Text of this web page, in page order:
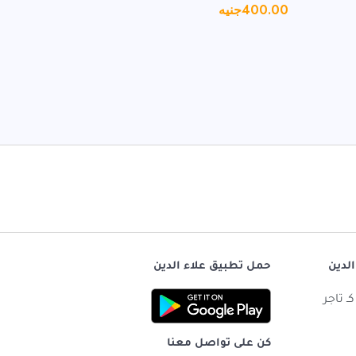
400.00جنيه
تاجر
حمل تطبيق علاء الدين
كن على تواصل معنا